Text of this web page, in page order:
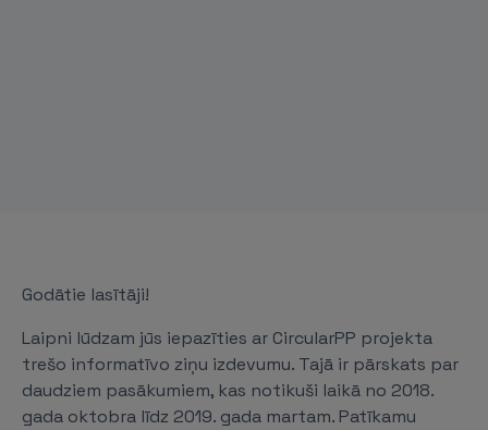
Godātie lasītāji!
Laipni lūdzam jūs iepazīties ar CircularPP projekta
trešo informatīvo ziņu izdevumu. Tajā ir pārskats par
daudziem pasākumiem, kas notikuši laikā no 2018.
gada oktobra līdz 2019. gada martam. Patīkamu